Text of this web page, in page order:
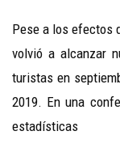
Pese a los efectos
volvió a alcanzar
turistas en
2019. En una
estadísticas